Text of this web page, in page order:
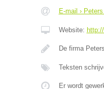
E-mail ›
Website:
De firma
Teksten
Er wordt